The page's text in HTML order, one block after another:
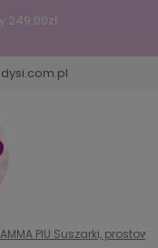
249.00zł
PIU Suszarki,